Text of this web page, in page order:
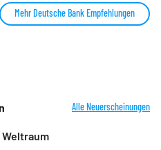
Mehr Deutsche Bank Empfehlungen
Alle Neuerscheinungen
Weltraum